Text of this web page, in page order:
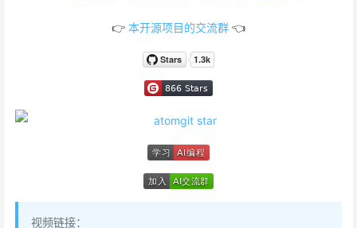
👉 本开源项目的交流群 👈
视频链接：